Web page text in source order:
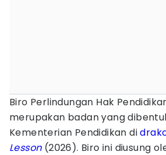
Biro Perlindungan Hak
merupakan badan yang
Kementerian Pendidikan di
Lesson(2026). Biro ini diusung